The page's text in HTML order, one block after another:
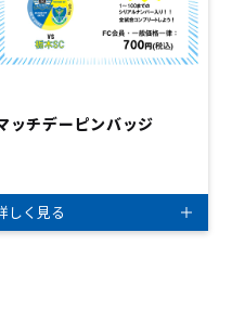
ッチデーピンバッジ
しく見る